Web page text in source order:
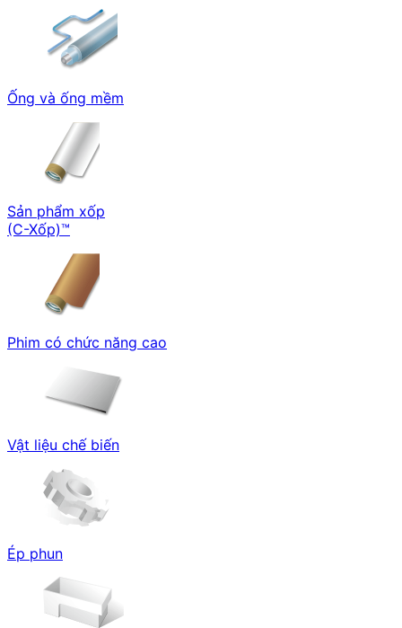
Ống và ống mềm
Sản phẩm xốp
(C-Xốp)™
Phim có chức năng cao
Vật liệu chế biến
Ép phun